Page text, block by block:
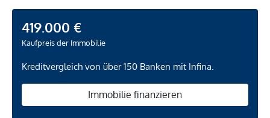
419.000 €
Kaufpreis der Immobilie
Kreditvergleich von über 150 Banken mit Infina.
Immobilie finanzieren